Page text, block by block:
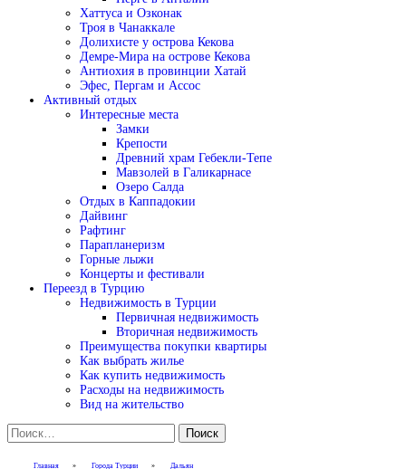
Хаттуса и Озконак
Троя в Чанаккале
Долихисте у острова Кекова
Демре-Мира на острове Кекова
Антиохия в провинции Хатай
Эфес, Пергам и Ассос
Активный отдых
Интересные места
Замки
Крепости
Древний храм Гебекли-Тепе
Мавзолей в Галикарнасе
Озеро Салда
Отдых в Каппадокии
Дайвинг
Рафтинг
Парапланеризм
Горные лыжи
Концерты и фестивали
Переезд в Турцию
Недвижимость в Турции
Первичная недвижимость
Вторичная недвижимость
Преимущества покупки квартиры
Как выбрать жилье
Как купить недвижимость
Расходы на недвижимость
Вид на жительство
Найти:
Главная » Города Турции » Дальян